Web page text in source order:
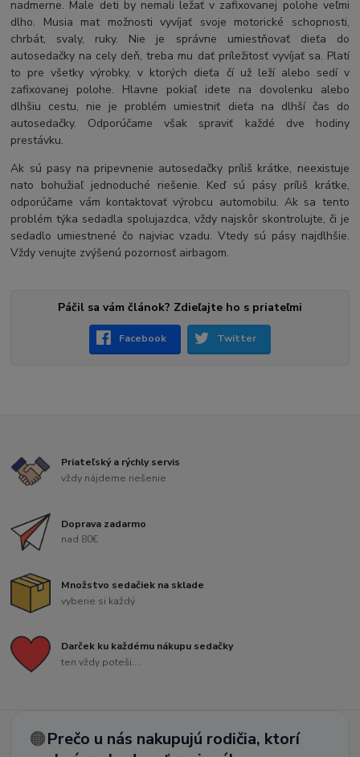
nadmerne. Male deti by nemali ležať v zafixovanej polohe veľmi
dlho. Musia mat možnosti vyvíjať svoje motorické schopnosti,
chrbát, svaly, ruky. Nie je správne umiestňovať dieťa do
autosedačky na cely deň, treba mu dať príležitosť vyvíjať sa. Platí
to pre všetky výrobky, v ktorých dieťa čí už leží alebo sedí v
zafixovanej polohe. Hlavne pokiaľ idete na dovolenku alebo
dlhšiu cestu, nie je problém umiestniť dieťa na dlhší čas do
autosedačky. Odporúčame však spraviť každé dve hodiny
prestávku.
Ak sú pasy na pripevnenie autosedačky príliš krátke, neexistuje
nato bohužiaľ jednoduché riešenie. Keď sú pásy príliš krátke,
odporúčame vám kontaktovať výrobcu automobilu. Ak sa tento
problém týka sedadla spolujazdca, vždy najskôr skontrolujte, či je
sedadlo umiestnené čo najviac vzadu. Vtedy sú pásy najdlhšie.
Vždy venujte zvýšenú pozornosť airbagom.
Páčil sa vám článok? Zdieľajte ho s priateľmi
Facebook Twitter
Priateľský a rýchly servis
vždy nájdeme riešenie
Doprava zadarmo
nad 80€
Množstvo sedačiek na sklade
vyberie si každý
Darček ku každému nákupu sedačky
ten vždy poteši....
🟠Prečo u nás nakupujú rodičia, ktorí